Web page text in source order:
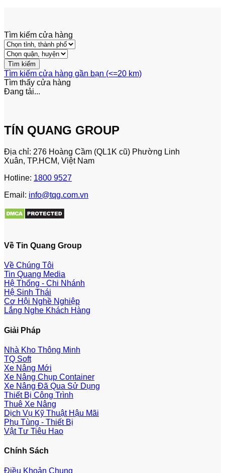
Tìm kiếm cửa hàng
Tìm kiếm cửa hàng gần bạn (<=20 km)
Tìm thấy cửa hàng
Đang tải...
TÍN QUANG GROUP
Địa chỉ: 276 Hoàng Cầm (QL1K cũ) Phường Linh
Xuân, TP.HCM, Việt Nam
Hotline: 1800 9527
Email: info@tqg.com.vn
Về Tin Quang Group
Về Chúng Tôi
Tin Quang Media
Hệ Thống - Chi Nhánh
Hệ Sinh Thái
Cơ Hội Nghề Nghiệp
Lắng Nghe Khách Hàng
Giải Pháp
Nhà Kho Thông Minh
TQ Soft
Xe Nâng Mới
Xe Nâng Chụp Container
Xe Nâng Đã Qua Sử Dụng
Thiết Bị Công Trình
Thuê Xe Nâng
Dịch Vụ Kỹ Thuật Hậu Mãi
Phụ Tùng - Thiết Bị
Vật Tư Tiêu Hao
Chính Sách
Điều Khoản Chung